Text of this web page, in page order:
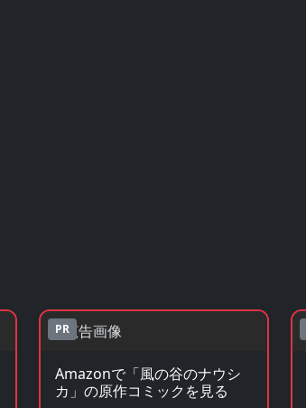
PR
Amazonで「風の谷のナウシ
カ」の原作コミックを見る